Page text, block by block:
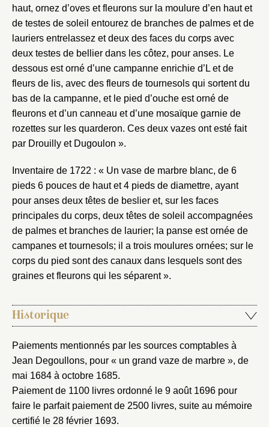
haut, ornez d’oves et fleurons sur la moulure d’en haut et
de testes de soleil entourez de branches de palmes et de
lauriers entrelassez et deux des faces du corps avec
deux testes de bellier dans les côtez, pour anses. Le
dessous est orné d’une campanne enrichie d’L et de
fleurs de lis, avec des fleurs de tournesols qui sortent du
bas de la campanne, et le pied d’ouche est orné de
fleurons et d’un canneau et d’une mosaïque garnie de
rozettes sur les quarderon. Ces deux vazes ont esté fait
par Drouilly et Dugoulon ».
Inventaire de 1722 : « Un vase de marbre blanc, de 6
pieds 6 pouces de haut et 4 pieds de diamettre, ayant
pour anses deux têtes de beslier et, sur les faces
principales du corps, deux têtes de soleil accompagnées
de palmes et branches de laurier; la panse est ornée de
campanes et tournesols; il a trois moulures ornées; sur le
corps du pied sont des canaux dans lesquels sont des
graines et fleurons qui les séparent ».
Historique
Paiements mentionnés par les sources comptables à
Jean Degoullons, pour « un grand vaze de marbre », de
mai 1684 à octobre 1685.
Paiement de 1100 livres ordonné le 9 août 1696 pour
faire le parfait paiement de 2500 livres, suite au mémoire
certifié le 28 février 1693.